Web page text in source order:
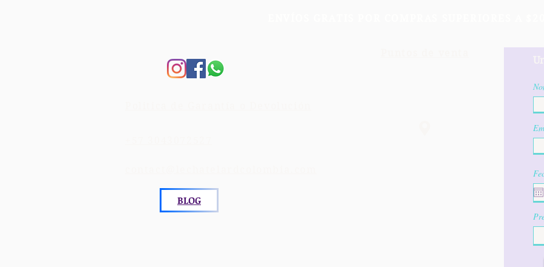
BLOG